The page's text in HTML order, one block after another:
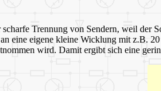
Trennung von Sendern, weil
eine eigene kleine Wicklung mit z.B.
wird. Damit ergibt sich eine